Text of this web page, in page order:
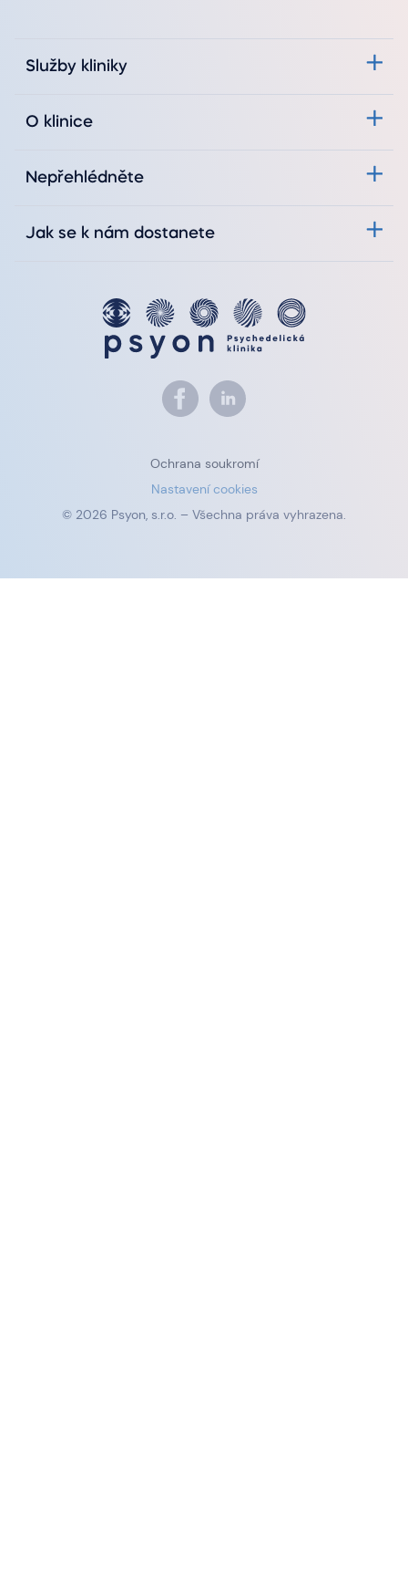
Služby kliniky
O klinice
Nepřehlédněte
Jak se k nám dostanete
Ochrana soukromí
Nastavení cookies
© 2026 Psyon, s.r.o. – Všechna práva vyhrazena.